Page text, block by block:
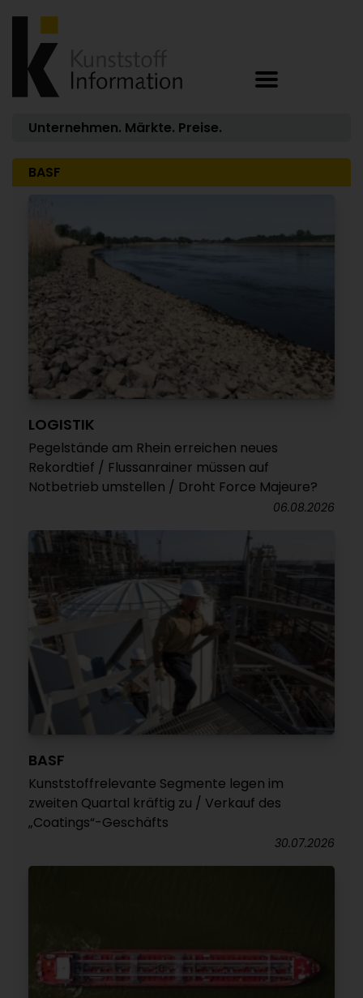
Unternehmen. Märkte. Preise.
BASF
LOGISTIK
Pegelstände am Rhein erreichen neues
Rekordtief / Flussanrainer müssen auf
Notbetrieb umstellen / Droht Force Majeure?
06.08.2026
BASF
Kunststoffrelevante Segmente legen im
zweiten Quartal kräftig zu / Verkauf des
„Coatings“-Geschäfts
30.07.2026